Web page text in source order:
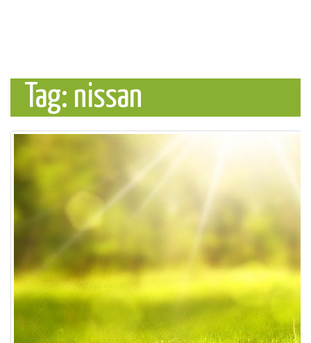
Tag: nissan